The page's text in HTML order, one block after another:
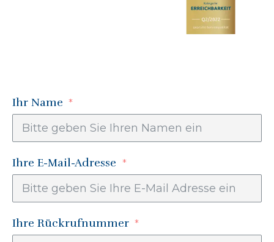
Ihr Name
Ihre E-Mail-Adresse
Ihre Rückrufnummer